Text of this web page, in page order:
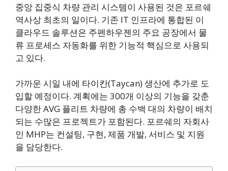
중앙 집중식 차량 관리 시스템이 사용된 것은 포르쉐
역사상 최초의 일이다. 기존 IT 인프라에 통합된 이
클라우드 솔루션은 주펜하우젠의 주요 공장에서 물
류 프로세스 자동화를 위한 기능적 핵심으로 사용되
고 있다.
가까운 시일 내에 타이칸(Taycan) 생산에 추가로 도
입할 예정이다. 계획에는 300개 이상의 기능을 갖춘
다양한 AVG 플리트 차량에 총 수백 대의 차량이 배치
되는 수많은 프로젝트가 포함된다. 포르쉐의 자회사
인 MHP는 컨설팅, 구현, 제품 개발, 서비스 및 지원
을 담당한다.